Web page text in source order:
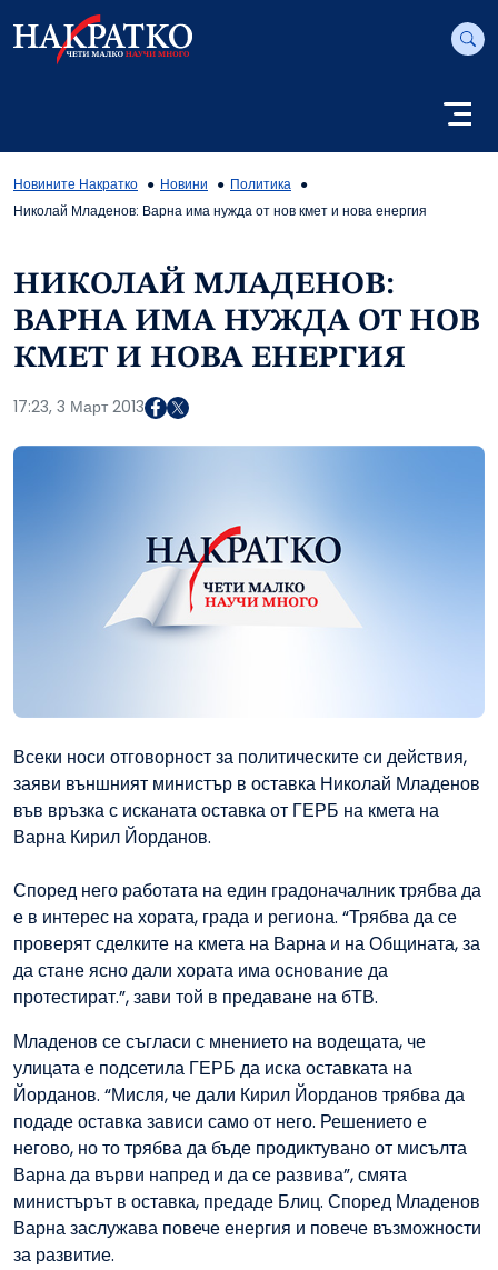
Новините Накратко Новини
Политика
Николай Младенов: Варна има нужда от нов кмет и нова енергия
НИКОЛАЙ МЛАДЕНОВ:
ВАРНА ИМА НУЖДА ОТ НОВ
КМЕТ И НОВА ЕНЕРГИЯ
17:23, 3 Март 2013
Всеки носи отговорност за политическите си действия,
заяви външният министър в оставка Николай Младенов
във връзка с исканата оставка от ГЕРБ на кмета на
Варна Кирил Йорданов.
Според него работата на един градоначалник трябва да
е в интерес на хората, града и региона. “Трябва да се
проверят сделките на кмета на Варна и на Общината, за
да стане ясно дали хората има основание да
протестират.”, зави той в предаване на бТВ.
Младенов се съгласи с мнението на водещата, че
улицата е подсетила ГЕРБ да иска оставката на
Йорданов. “Мисля, че дали Кирил Йорданов трябва да
подаде оставка зависи само от него. Решението е
негово, но то трябва да бъде продиктувано от мисълта
Варна да върви напред и да се развива”, смята
министърът в оставка, предаде Блиц. Според Младенов
Варна заслужава повече енергия и повече възможности
за развитие.